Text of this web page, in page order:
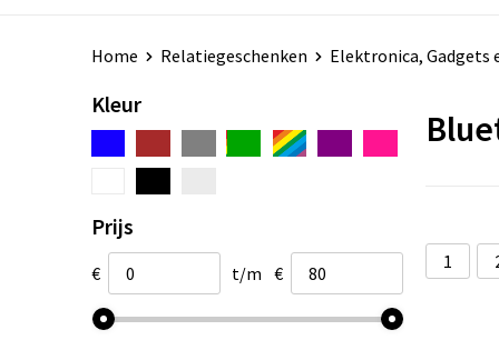
Home Relatiegeschenken Elektronica, Gadgets
Kleur
Prijs
€ t/m €
1